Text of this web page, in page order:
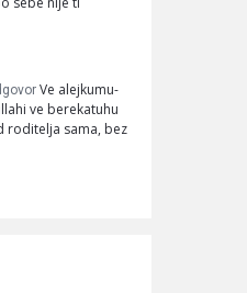
Ve alejkumu-
ve berekatuhu
roditelja sama, bez